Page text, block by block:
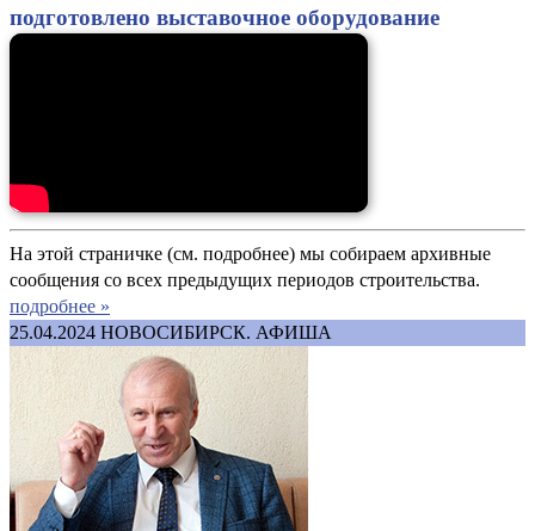
подготовлено выставочное оборудование
На этой страничке (см. подробнее) мы собираем архивные
сообщения со всех предыдущих периодов строительства.
подробнее »
25.04.2024 НОВОСИБИРСК. АФИША